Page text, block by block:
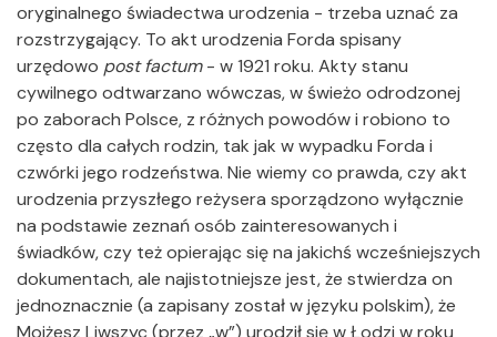
oryginalnego świadectwa urodzenia - trzeba uznać za
rozstrzygający. To akt urodzenia Forda spisany
urzędowo post factum- w 1921 roku. Akty stanu
cywilnego odtwarzano wówczas, w świeżo odrodzonej
po zaborach Polsce, z różnych powodów i robiono to
często dla całych rodzin, tak jak w wypadku Forda i
czwórki jego rodzeństwa. Nie wiemy co prawda, czy akt
urodzenia przyszłego reżysera sporządzono wyłącznie
na podstawie zeznań osób zainteresowanych i
świadków, czy też opierając się na jakichś wcześniejszych
dokumentach, ale najistotniejsze jest, że stwierdza on
jednoznacznie (a zapisany został w języku polskim), że
Mojżesz Liwszyc (przez „w”) urodził się w Łodzi w roku